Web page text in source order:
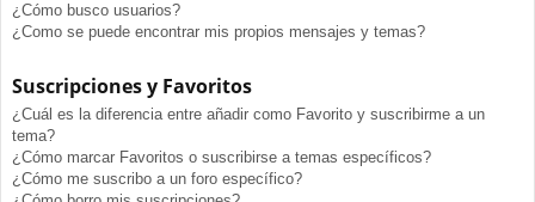
¿Cómo busco usuarios?
¿Como se puede encontrar mis propios mensajes y temas?
Suscripciones y Favoritos
¿Cuál es la diferencia entre añadir como Favorito y suscribirme a un
tema?
¿Cómo marcar Favoritos o suscribirse a temas específicos?
¿Cómo me suscribo a un foro específico?